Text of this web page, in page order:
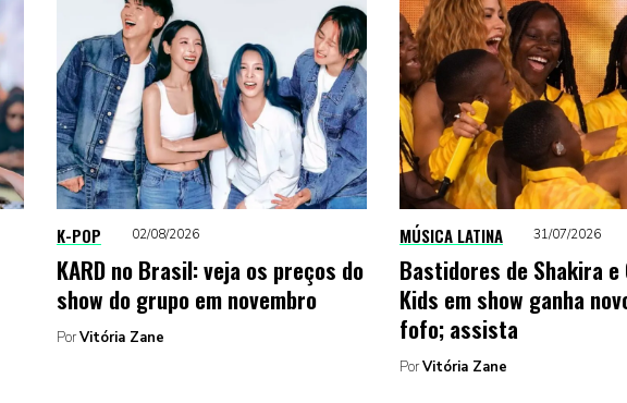
K-POP 02/08/2026
KARD no Brasil: veja os preços do
show do grupo em novembro
PorVitória Zane
MÚSICA LATINA 31/07/2026
Bastidores de Shakira
Kids em show ganha
fofo; assista
PorVitória Zane